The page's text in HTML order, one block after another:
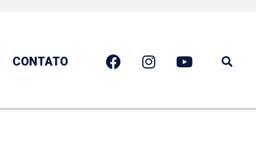
CONTATO